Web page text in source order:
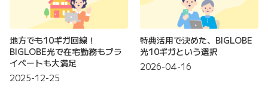
地方でも10ギガ回線！
BIGLOBE光で在宅勤務もプラ
イベートも大満足
2025-12-25
特典活用で決めた、BIGLOBE
光10ギガという選択
2026-04-16